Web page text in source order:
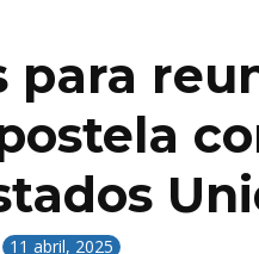
para
11 abril, 2025